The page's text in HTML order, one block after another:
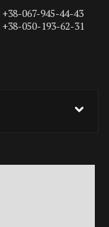
+38-067-945-44-43
+38-050-193-62-31